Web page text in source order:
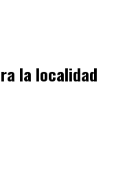
la localidad